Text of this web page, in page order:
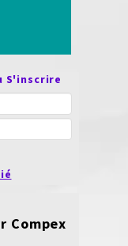
S'inscrire
Compex